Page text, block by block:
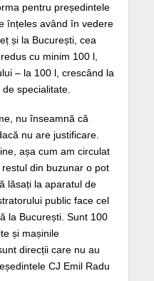
pentru președintele
înțeles având în vedere
și la București, cea
cu minim 100 l,
– la 100 l, crescând la
specialitate.
nu înseamnă că
nu are justificare.
așa cum am circulat
din buzunar o pot
lăsați la aparatul de
public face cel
la București. Sunt 100
și mașinile
direcții care nu au
CJ Emil Radu